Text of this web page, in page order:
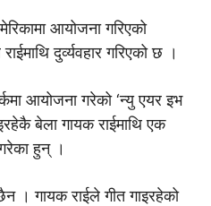
आयोजना गरिएको
दुर्व्यवहार गरिएको छ ।
आयोजना गरेको ‘न्यु एयर इभ
बेला गायक राईमाथि एक
हुन् ।
। गायक राईले गीत गाइरहेको